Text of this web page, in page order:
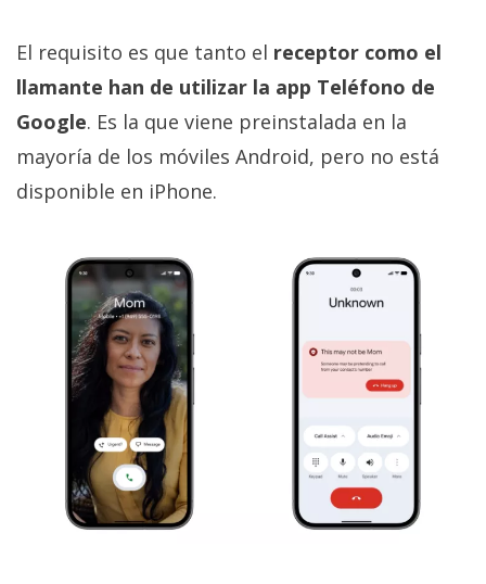
El requisito es que tanto el receptor como el
llamante han de utilizar la app Teléfono de
Google. Es la que viene preinstalada en la
mayoría de los móviles Android, pero no está
disponible en iPhone.